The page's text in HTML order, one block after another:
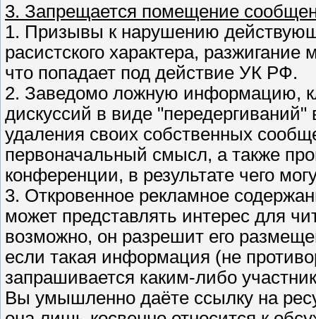
3. Запрещается помещение
1. Призывы к наpyшению
расистского характера,
что попадает под действие УК РФ.
2. Заведомо ложнyю информацию,
дискуссий в виде
удаления своих собственных
первоначальный смысл, а также
конференции, в результате чего
3. Откровенное рекламное
может представлять интерес для
возможно, он разрешит его
если такая информация (не
запрашивается каким-либо
Вы умышленно даёте ссылку на